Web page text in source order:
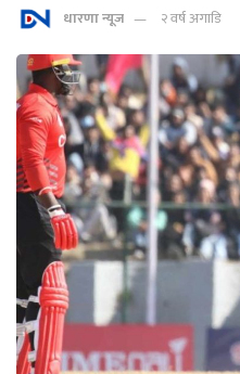
धारणा न्यूज २ वर्ष अगाडि